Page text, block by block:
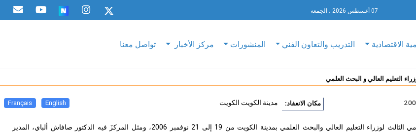
07 أغسطس 2026 ، الجمعة
الاقتصادية التدريب والتعاون الفني المنشورات مركز الأخبار تواصل معنا
التعليم العالي و البحث العلمي
مكان الانعقاد: مدينة الكويت الكويت English
Français
انعقد المؤتمر الإسلامي الثالث لوزراء التعليم العالي والبحث العلمي بمدينة الكويت من 19 إلى 21 نوفمبر 2006، ومثل المركزَ فيه الدكتور صافاش ألباي، المدير